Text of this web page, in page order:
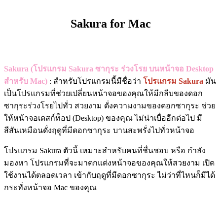
Sakura for Mac
Sakura (โปรแกรม Sakura ซากุระ​ ร่วงโรย บนหน้าจอ Desktop
สำหรับ Mac) : สำหรับโปรแกรมนี้มีชื่อว่า โปรแกรม Sakura มัน
เป็นโปรแกรมที่ช่วยเปลี่ยนหน้าจอของคุณให้มีกลีบของดอก
ซากุระร่วงโรยไปทั่ว สวยงาม ดั่งความงามของดอกซากุระ ช่วย
ให้หน้าจอเดสก์ท็อป (Desktop) ของคุณ ไม่น่าเบื่ออีกต่อไป มี
สีสันเหมือนดั่งฤดูที่มีดอกซากุระ บานสะพรั่งไปทั่วหน้าจอ
โปรแกรม Sakura ตัวนี้ เหมาะสำหรับคนที่ชื่นชอบ หรือ กำลัง
มองหา โปรแกรมที่จะมาตกแต่งหน้าจอของคุณให้สวยงาม เปิด
ใช้งานได้ตลอดเวลา เข้ากับฤดูที่มีดอกซากุระ ไม่ว่าที่ไหนก็มีได้
กระทั่งหน้าจอ Mac ของคุณ